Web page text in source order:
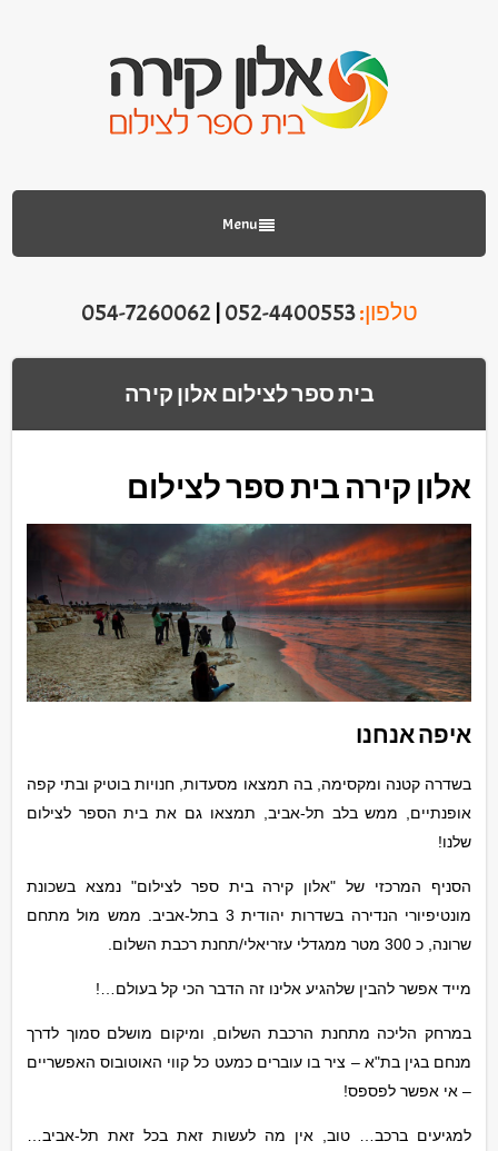
Menu
טלפון:052-4400553
054-7260062
בית ספר לצילום אלון קירה
אלון קירה בית ספר לצילום
איפה אנחנו
בשדרה קטנה ומקסימה, בה תמצאו מסעדות, חנויות בוטיק ובתי קפה
אופנתיים, ממש בלב תל-אביב, תמצאו גם את בית הספר לצילום
שלנו!
הסניף המרכזי של "אלון קירה בית ספר לצילום" נמצא בשכונת
מונטיפיורי הנדירה בשדרות יהודית 3 בתל-אביב. ממש מול מתחם
שרונה, כ 300 מטר ממגדלי עזריאלי/תחנת רכבת השלום.
מייד אפשר להבין שלהגיע אלינו זה הדבר הכי קל בעולם…!
במרחק הליכה מתחנת הרכבת השלום, ומיקום מושלם סמוך לדרך
מנחם בגין בת"א – ציר בו עוברים כמעט כל קווי האוטובוס האפשריים
– אי אפשר לפספס!
למגיעים ברכב… טוב, אין מה לעשות זאת בכל זאת תל-אביב…